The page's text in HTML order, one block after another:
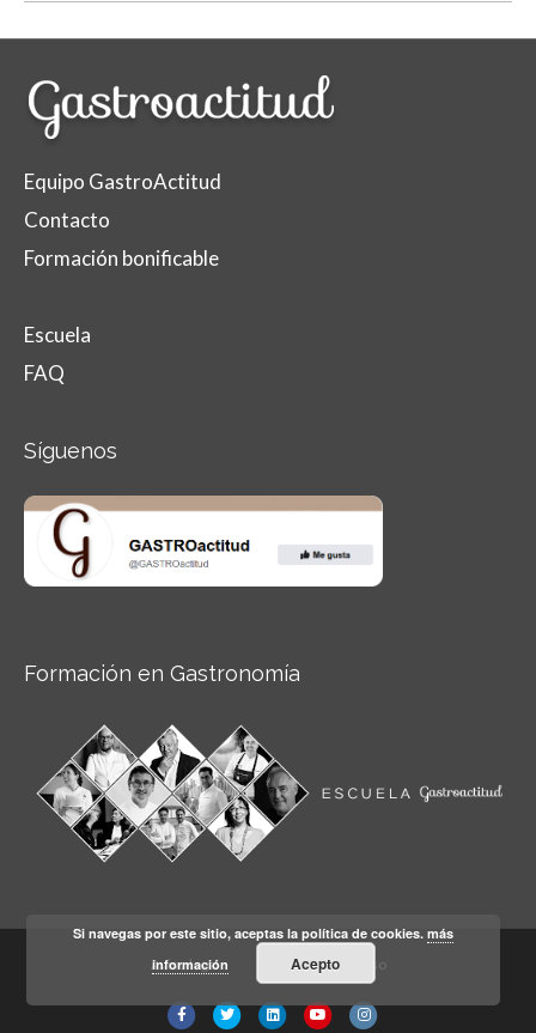
Equipo GastroActitud
Contacto
Formación bonificable
Escuela
FAQ
Síguenos
Formación en Gastronomía
Aviso legal Condiciones de Uso
FacebookTwitterLinkedinYoutubeInstagram
Si navegas por este sitio, aceptas la política de cookies.más
información
Acepto